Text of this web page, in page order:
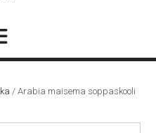
/ Arabia maisema soppaskooli